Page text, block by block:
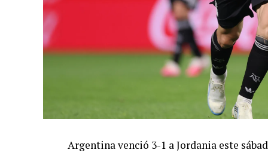
Argentina venció 3-1 a Jordania este